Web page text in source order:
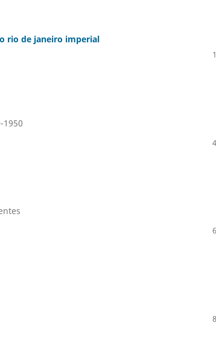
rio de janeiro imperial